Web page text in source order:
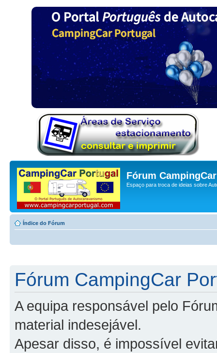
Fórum
Espaço para troca de ideias sobre
Índice do Fórum
Fórum CampingCar
A equipa responsável pelo
material indesejável.
Apesar disso, é impossível